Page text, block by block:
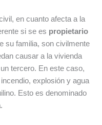
en cuanto afecta a la
si se es propietario
su familia, son civilmente
causar a la vivienda
tercero. En este caso,
explosión y agua
Esto es denominado
.